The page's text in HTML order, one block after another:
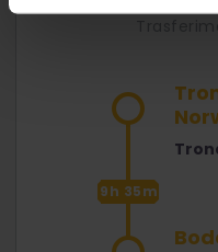
9h 35m